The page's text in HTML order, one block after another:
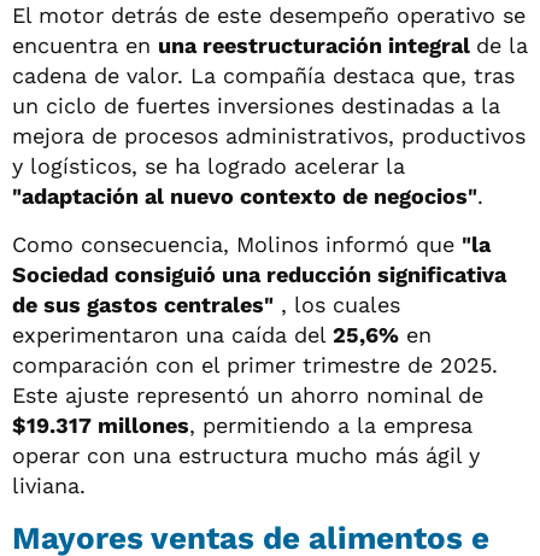
El motor detrás de este desempeño operativo se
encuentra en una reestructuración integral de la
cadena de valor. La compañía destaca que, tras
un ciclo de fuertes inversiones destinadas a la
mejora de procesos administrativos, productivos
y logísticos, se ha logrado acelerar la
"adaptación al nuevo contexto de negocios".
Como consecuencia, Molinos informó que "la
Sociedad consiguió una reducción significativa
de sus gastos centrales" , los cuales
experimentaron una caída del 25,6% en
comparación con el primer trimestre de 2025.
Este ajuste representó un ahorro nominal de
$19.317 millones, permitiendo a la empresa
operar con una estructura mucho más ágil y
liviana.
Mayores ventas de alimentos e